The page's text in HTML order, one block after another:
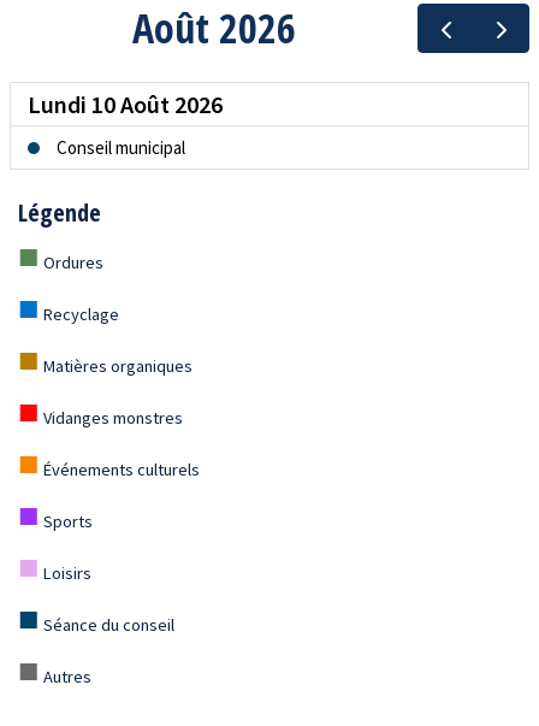
Légende
■ Ordures
■ Recyclage
■ Matières organiques
■ Vidanges monstres
■ Événements culturels
■ Sports
■ Loisirs
■ Séance du conseil
■ Autres